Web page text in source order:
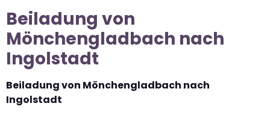
Beiladung von
Mönchengladbach nach
Ingolstadt
Beiladung von Mönchengladbach nach
Ingolstadt